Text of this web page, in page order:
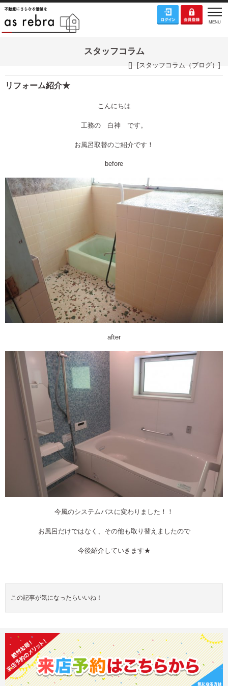
スタッフコラム
[] [スタッフコラム（ブログ） ]
リフォーム紹介★
こんにちは
工務の 白神 です。
お風呂取替のご紹介です！
before
after
今風のシステムバスに変わりました！！
お風呂だけではなく、その他も取り替えましたので
今後紹介していきます★
この記事が気になったらいいね！